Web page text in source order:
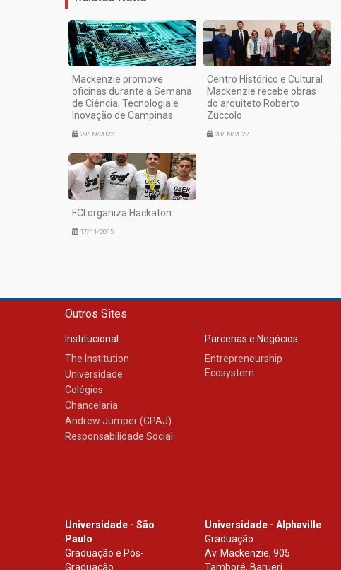
Mackenzie promove
oficinas durante a Semana
de Ciência, Tecnologia e
Inovação de Campinas
29/09/2022
Centro Histórico e Cultural
Mackenzie recebe obras
do arquiteto Roberto
Zuccolo
28/09/2022
FCI organiza Hackaton
17/11/2015
Outros Sites
Institucional
The Institution
Universidade
Colégios
Chancelaria
Andrew Jumper (CPAJ)
Responsabilidade Social
Parcerias e Negócios:
Entrepreneurship
Ecosystem
Universidade - São
Paulo
Graduação e Pós-
Graduação
Universidade - Alphaville
Graduação
Av. Mackenzie, 905
Tamboré, Barueri